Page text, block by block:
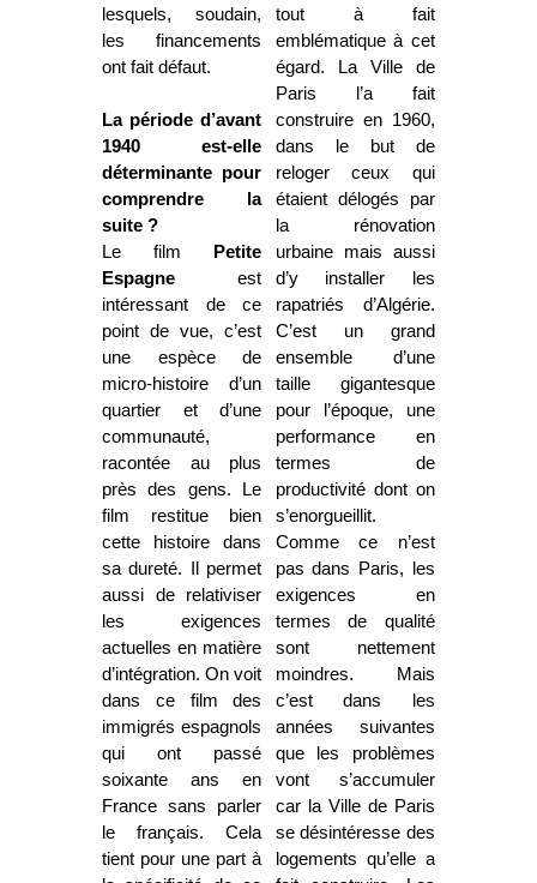
lesquels, soudain,
les financements
ont fait défaut.
La période d’avant
1940 est-elle
déterminante pour
comprendre la
suite ?
Le film
Petite
Espagne est
intéressant de ce
point de vue, c’est
une espèce de
micro-histoire d’un
quartier et d’une
communauté,
racontée au plus
près des gens. Le
film restitue bien
cette histoire dans
sa dureté. Il permet
aussi de relativiser
les exigences
actuelles en matière
d’intégration. On voit
dans ce film des
immigrés espagnols
qui ont passé
soixante ans en
France sans parler
le français. Cela
tient pour une part à
tout à fait
emblématique à cet
égard. La Ville de
Paris l’a fait
construire en 1960,
dans le but de
reloger ceux qui
étaient délogés par
la rénovation
urbaine mais aussi
d’y installer les
rapatriés d’Algérie.
C’est un grand
ensemble d’une
taille gigantesque
pour l’époque, une
performance en
termes de
productivité dont on
s’enorgueillit.
Comme ce n’est
pas dans Paris, les
exigences en
termes de qualité
sont nettement
moindres. Mais
c’est dans les
années suivantes
que les problèmes
vont s’accumuler
car la Ville de Paris
se désintéresse des
logements qu’elle a